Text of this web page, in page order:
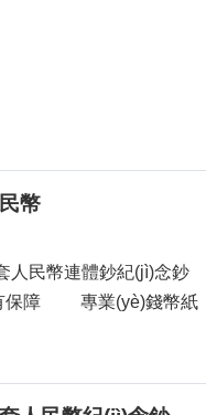
幣
人民幣連體鈔紀(jì)念鈔
心有保障 專業(yè)錢幣紙